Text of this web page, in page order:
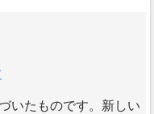
いたものです。新しい